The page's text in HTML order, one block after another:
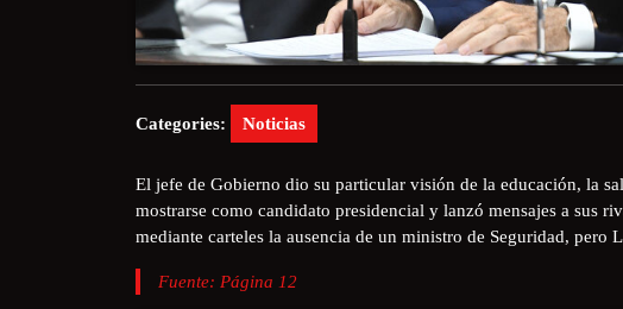
Categories: Noticias
El jefe de Gobierno dio su particular visión de la educación, la
mostrarse como candidato presidencial y lanzó mensajes a sus
mediante carteles la ausencia de un ministro de Seguridad, pero
Fuente: Página 12